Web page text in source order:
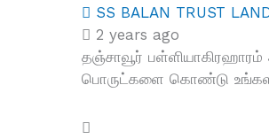
SS BALAN TRUST
2 years ago
தஞ்சாவூர்
பொருட்களை கொண்டு